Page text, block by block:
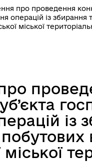
про проведення
операцій із збирання
міської
із